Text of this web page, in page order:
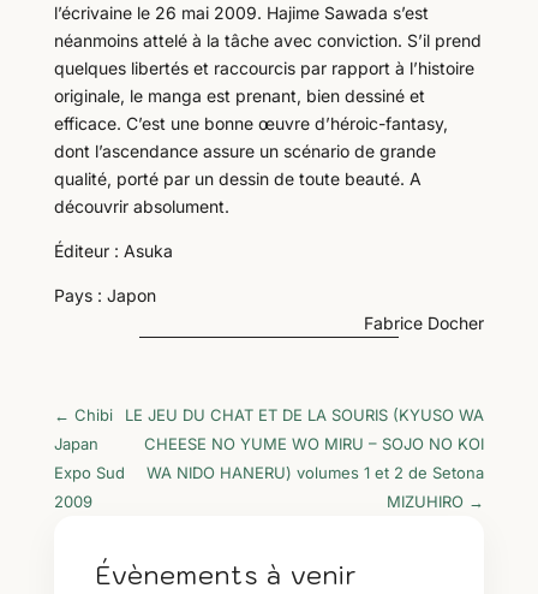
l’écrivaine le 26 mai 2009. Hajime Sawada s’est
néanmoins attelé à la tâche avec conviction. S’il prend
quelques libertés et raccourcis par rapport à l’histoire
originale, le manga est prenant, bien dessiné et
efficace. C’est une bonne œuvre d’héroic-fantasy,
dont l’ascendance assure un scénario de grande
qualité, porté par un dessin de toute beauté. A
découvrir absolument.
Éditeur : Asuka
Pays : Japon
Fabrice Docher
← Chibi
Japan
Expo Sud
2009
LE JEU DU CHAT ET DE LA SOURIS (KYUSO WA
CHEESE NO YUME WO MIRU – SOJO NO KOI
WA NIDO HANERU) volumes 1 et 2 de Setona
MIZUHIRO →
Évènements à venir